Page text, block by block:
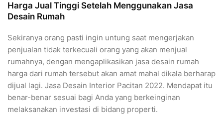
Harga Jual Tinggi Setelah Menggunakan Jasa
Desain Rumah
Sekiranya orang pasti ingin untung saat mengerjakan
penjualan tidak terkecuali orang yang akan menjual
rumahnya, dengan mengaplikasikan jasa desain rumah
harga dari rumah tersebut akan amat mahal dikala berharap
dijual lagi. Jasa Desain Interior Pacitan 2022. Mendapat itu
benar-benar sesuai bagi Anda yang berkeinginan
melaksanakan investasi di bidang properti.